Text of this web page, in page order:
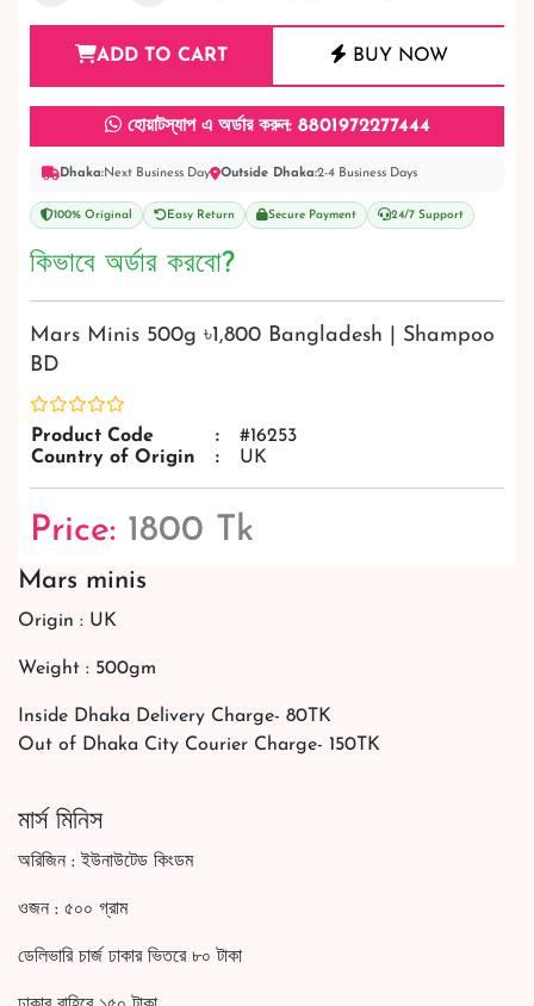
ADD TO CART BUY NOW
হোয়াটস্যাপ এ অর্ডার করুন: 8801972277444
Dhaka:Next Business Day Outside Dhaka:2-4 Business Days
100% Original Easy Return Secure Payment 24/7 Support
কিভাবে অর্ডার করবো?
Mars Minis 500g ৳1,800 Bangladesh | Shampoo
BD
Product Code :
#16253
Country of Origin
: UK
Price: 1800 Tk
Mars minis
Origin : UK
Weight : 500gm
Inside Dhaka Delivery Charge- 80TK
Out of Dhaka City Courier Charge- 150TK
মার্স মিনিস
অরিজিন : ইউনাউটেড কিংডম
ওজন : ৫০০ গ্রাম
ডেলিভারি চার্জ ঢাকার ভিতরে ৮০ টাকা